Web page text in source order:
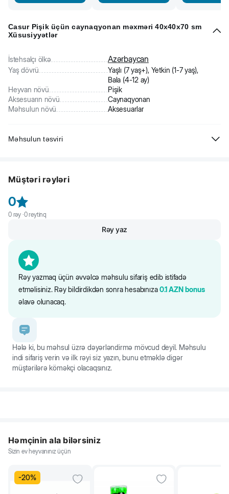
Casur Pişik üçün caynaqyonan məxməri 40x40x70 sm
Xüsusiyyətlər
İstehsalçı ölkə Azərbaycan
Yaş dövrü
Yaşlı (7 yaş+), Yetkin (1-7 yaş),
Bala (4-12 ay)
Heyvan növü
Pişik
Aksesuarın növü
Caynaqyonan
Məhsulun növü
Aksesuarlar
Məhsulun təsviri
Bu caynaqyonan pişiyinizin daimi istirahət yeri olacaq..
Müştəri rəyləri
0
0rəy ·0reytinq
Rəy yazmaq üçün əvvəlcə məhsulu sifariş edib istifadə
etməlisiniz. Rəy bildirdikdən sonra hesabınıza0.1 AZN bonus
əlavə olunacaq.
Rəy yaz
Hələ ki, bu məhsul üzrə dəyərləndirmə mövcud deyil. Məhsulu
indi sifariş verin və ilk rəyi siz yazın, bunu etməklə digər
müştərilərə köməkçi olacaqsınız.
Həmçinin ala bilərsiniz
Sizin ev heyvanınız üçün
-20%